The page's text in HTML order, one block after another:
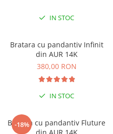
IN STOC
Bratara cu pandantiv Infinit
din AUR 14K
380,00 RON
IN STOC
-18%
Bratara cu pandantiv Fluture